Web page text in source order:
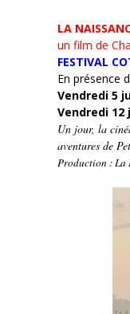
LA
un film de
FESTIVAL
En présence
Vendredi 5
Vendredi 12
Un jour, la
aventures de
Production : La